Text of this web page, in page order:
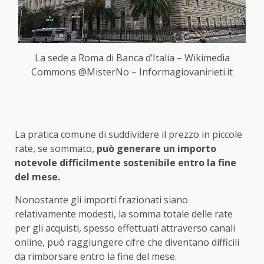
La sede a Roma di Banca d’Italia – Wikimedia
Commons @MisterNo – Informagiovanirieti.it
La pratica comune di suddividere il prezzo in piccole
rate, se sommato, può generare un importo
notevole difficilmente sostenibile entro la fine
del mese.
Nonostante gli importi frazionati siano
relativamente modesti, la somma totale delle rate
per gli acquisti, spesso effettuati attraverso canali
online, può raggiungere cifre che diventano difficili
da rimborsare entro la fine del mese.